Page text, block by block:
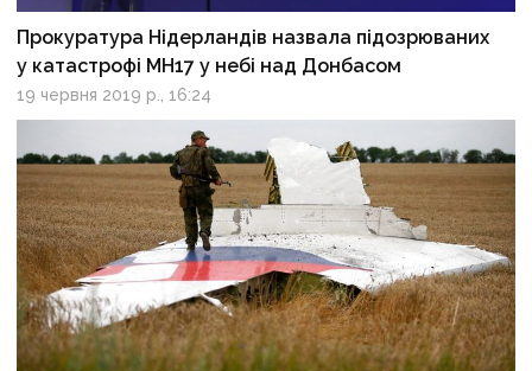
Прокуратура Нідерландів назвала підозрюваних
у катастрофі МН17 у небі над Донбасом
19 червня 2019 р., 16:24